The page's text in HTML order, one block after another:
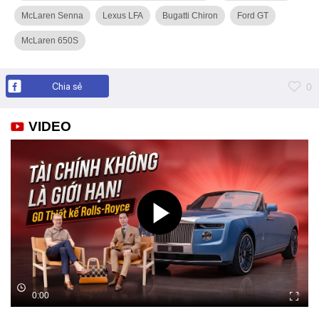
McLaren Senna Lexus LFA Bugatti Chiron Ford GT
McLaren 650S
Chia sẻ 0
VIDEO
0:00